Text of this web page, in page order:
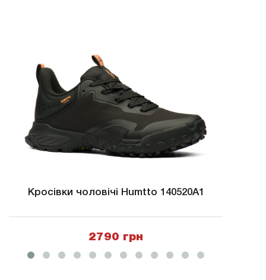
Кросівки чоловічі Humtto 140520A1
2790 грн